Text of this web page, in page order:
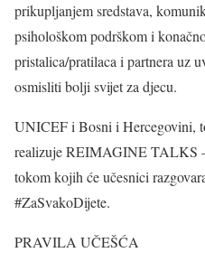
prikupljanjem sredstava,
psihološkom podrškom i
pristalica/pratilaca i partnera uz
osmisliti bolji svijet za djecu.
UNICEF i Bosni i Hercegovini,
realizuje REIMAGINE TALKS
tokom kojih će učesnici
#ZaSvakoDijete.
PRAVILA UČEŠĆA